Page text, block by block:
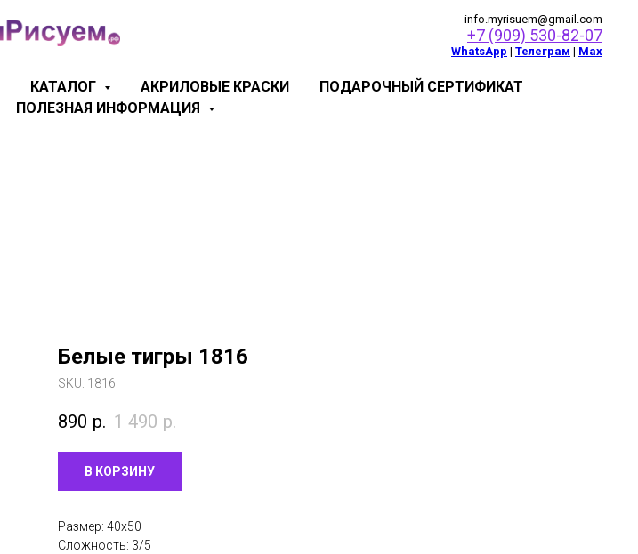
info.myrisuem@gmail.com
+7 (909) 530-82-07
WhatsApp | Телеграм | Мах
КАТАЛОГ АКРИЛОВЫЕ КРАСКИ
ПОДАРОЧНЫЙ СЕРТИФИКАТ
ПОЛЕЗНАЯ ИНФОРМАЦИЯ
Белые тигры 1816
SKU: 1816
890 р. 1 490 р.
В КОРЗИНУ
Размер: 40х50
Сложность: 3/5